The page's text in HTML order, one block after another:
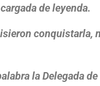
de leyenda.
la Delegada